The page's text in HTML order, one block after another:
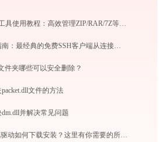
Bandizip压缩解压工具使用教程：高效管理ZIP/RAR/7Z等30+格式的免费压缩神器
PuTTY完全使用指南：最经典的免费SSH客户端从连接到精通（2026最新）
件夹哪些可以安全删除？
文件的方法
并解决常见问题
惠普 P1108打印机驱动如何下载安装？这里有你需要的所有信息